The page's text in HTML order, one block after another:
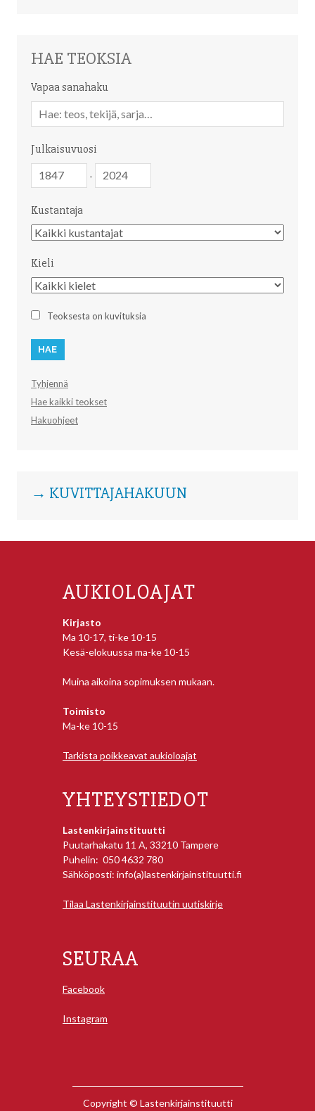
HAE TEOKSIA
Vapaa sanahaku
sanahaku
Julkaisuvuosi
-
Kustantaja
Kustantaja
Kieli
Kieli
Teoksesta on kuvituksia
Tyhjennä
Hae kaikki teokset
Hakuohjeet
→ KUVITTAJAHAKUUN
AUKIOLOAJAT
Kirjasto
Ma 10-17, ti-ke 10-15
Kesä-elokuussa ma-ke 10-15
Muina aikoina sopimuksen mukaan.
Toimisto
Ma-ke 10-15
Tarkista poikkeavat aukioloajat
YHTEYSTIEDOT
Lastenkirjainstituutti
Puutarhakatu 11 A, 33210 Tampere
Puhelin: 050 4632 780
Sähköposti: info(a)lastenkirjainstituutti.fi
Tilaa Lastenkirjainstituutin uutiskirje
SEURAA
Facebook
Instagram
Copyright © Lastenkirjainstituutti